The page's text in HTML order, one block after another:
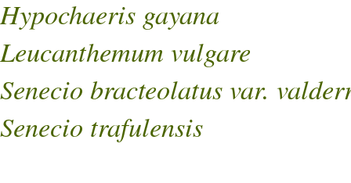
Hypochaeris gayana
Leucanthemum vulgare
Senecio bracteolatus var.
Senecio trafulensis